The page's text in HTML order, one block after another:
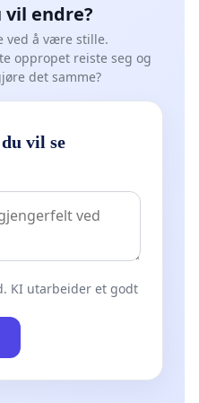
vil endre?
ved å være stille.
oppropet reiste seg og
det samme?
vil se
KI utarbeider et godt